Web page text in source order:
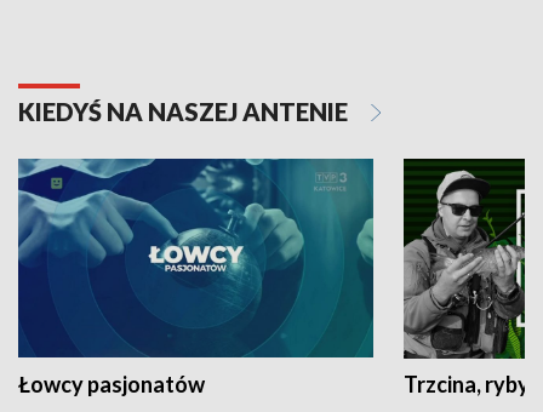
KIEDYŚ NA NASZEJ ANTENIE
Łowcy pasjonatów Trzcina, ryby